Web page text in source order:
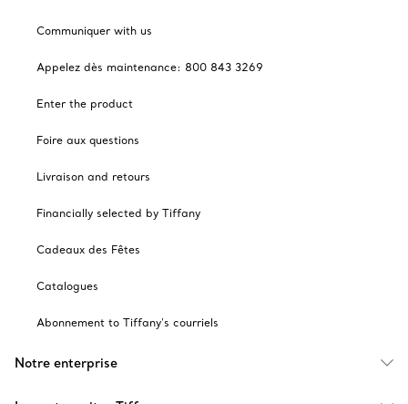
Communiquer with us
Appelez dès maintenance: 800 843 3269
Enter the product
Foire aux questions
Livraison and retours
Financially selected by Tiffany
Cadeaux des Fêtes
Catalogues
Abonnement to Tiffany's courriels
Notre enterprise